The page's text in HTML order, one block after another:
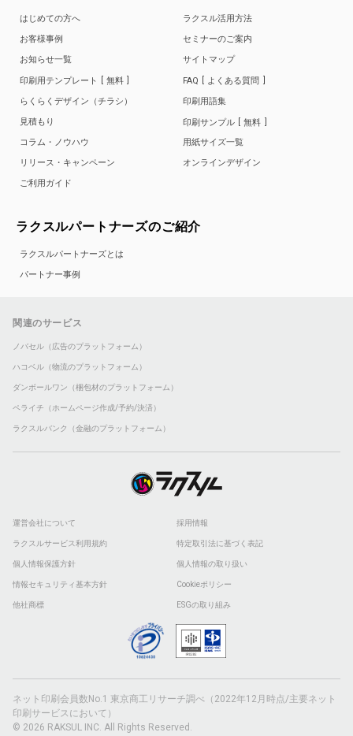
はじめての方へ
お客様事例
お知らせ一覧
印刷用テンプレート
無料
らくらくデザイン（チラシ）
見積もり
コラム・ノウハウ
リリース・キャンペーン
ご利用ガイド
ラクスル活用方法
セミナーのご案内
サイトマップ
FAQ
よくある質問
印刷用語集
印刷サンプル
無料
用紙サイズ一覧
オンラインデザイン
ラクスルパートナーズのご紹介
ラクスルパートナーズとは
パートナー事例
関連のサービス
ノバセル（広告のプラットフォーム）
ハコベル（物流のプラットフォーム）
ダンボールワン（梱包材のプラットフォーム）
ペライチ（ホームページ作成/予約/決済）
ラクスルバンク（金融のプラットフォーム）
運営会社について 採用情報
ラクスルサービス利用規約 特定取引法に基づく表記
個人情報保護方針 個人情報の取り扱い
情報セキュリティ基本方針 Cookieポリシー
他社商標 ESGの取り組み
ネット印刷会員数No.1 東京商工リサーチ調べ（2022年12月時点/主要ネット
印刷サービスにおいて）
© 2026 RAKSUL INC. All Rights Reserved.